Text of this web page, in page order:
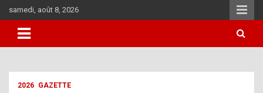
to
content
samedi, août 8, 2026
i
2026 GAZETTE